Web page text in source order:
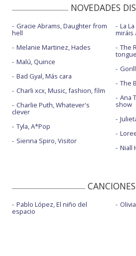
NOVEDADES
Gracie Abrams, Daughter from
hell
Melanie Martinez, Hades
Malú, Quince
Bad Gyal, Más cara
Charli xcx, Music, fashion, film
Charlie Puth, Whatever's
clever
Tyla, A*Pop
Sienna Spiro, Visitor
La
miráis
The
The
Ana
show
Niall
CANCIONES
Pablo López, El niño del
espacio